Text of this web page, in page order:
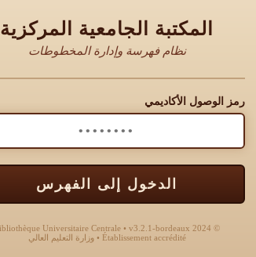
المكتبة الجامعية المركزية
نظام فهرسة وإدارة المخطوطات
رمز الوصول الأكاديمي
الدخول إلى الفهرس
© 2024 Bibliothèque Universitaire Centrale • v3.2.1-bordeaux
Établissement accrédité • وزارة التعليم العالي